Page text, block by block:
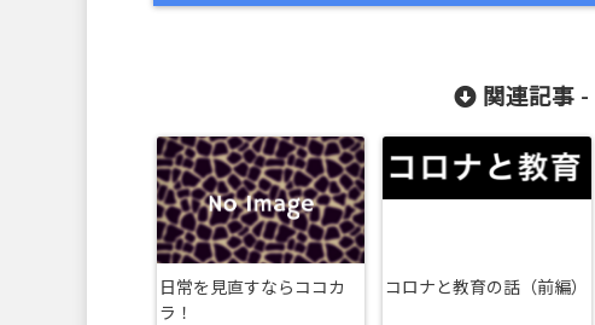
関連記事 -
日常を見直すならココカ
ラ！
コロナと教育の話（前編）